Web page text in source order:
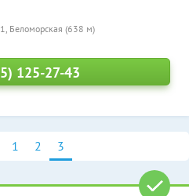
Беломорская (638 м)
125-27-43
1 2 3